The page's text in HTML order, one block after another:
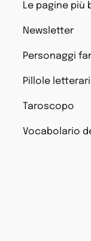
Le pagine più
Newsletter
Personaggi
Pillole
Taroscopo
Vocabolario